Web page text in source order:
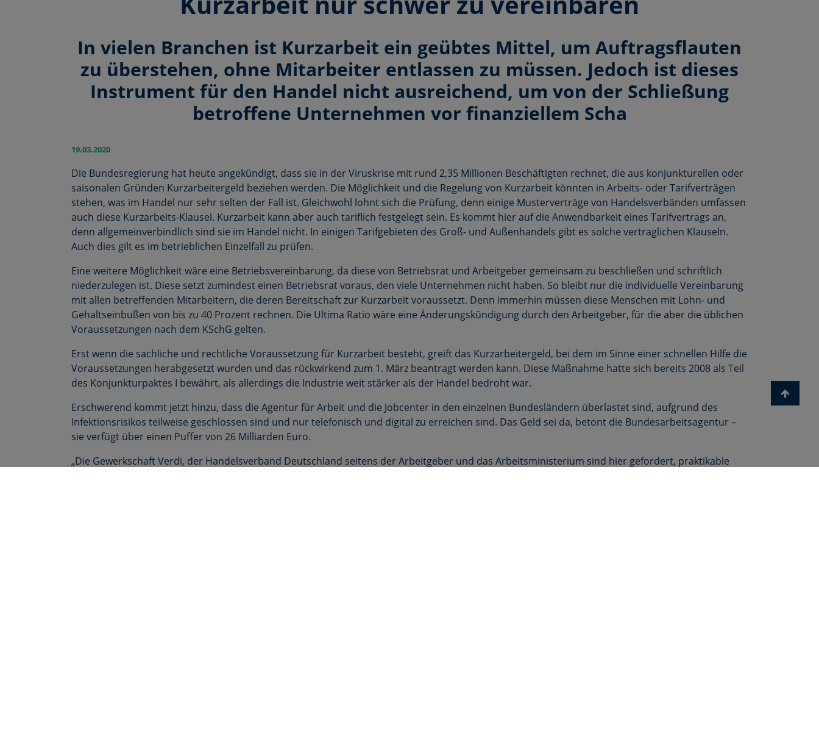
In vielen Branchen ist Kurzarbeit ein geübtes Mittel, um Auftragsflauten
zu überstehen, ohne Mitarbeiter entlassen zu müssen. Jedoch ist dieses
Instrument für den Handel nicht ausreichend, um von der Schließung
betroffene Unternehmen vor finanziellem Scha
19.03.2020
Die Bundesregierung hat heute angekündigt, dass sie in der Viruskrise mit rund 2,35 Millionen Beschäftigten rechnet, die aus konjunkturellen oder
saisonalen Gründen Kurzarbeitergeld beziehen werden. Die Möglichkeit und die Regelung von Kurzarbeit könnten in Arbeits- oder Tarifverträgen
stehen, was im Handel nur sehr selten der Fall ist. Gleichwohl lohnt sich die Prüfung, denn einige Musterverträge von Handelsverbänden umfassen
auch diese Kurzarbeits-Klausel. Kurzarbeit kann aber auch tariflich festgelegt sein. Es kommt hier auf die Anwend­barkeit eines Tarifvertrags an,
denn allgemeinverbindlich sind sie im Handel nicht. In einigen Tarifgebieten des Groß- und Außenhandels gibt es solche vertraglichen Klauseln.
Auch dies gilt es im betrieblichen Einzelfall zu prüfen.
Eine weitere Möglichkeit wäre eine Betriebsvereinbarung, da diese von Betriebsrat und Arbeitgeber gemeinsam zu beschließen und schriftlich
niederzulegen ist. Diese setzt zumindest einen Betriebsrat voraus, den viele Unternehmen nicht haben. So bleibt nur die individuelle Verein­barung
mit allen betreffenden Mitarbeitern, die deren Bereitschaft zur Kurzarbeit voraussetzt. Denn immerhin müssen diese Menschen mit Lohn- und
Gehaltseinbußen von bis zu 40 Prozent rechnen. Die Ultima Ratio wäre eine Änderungskündigung durch den Arbeitgeber, für die aber die üblichen
Voraussetzungen nach dem KSchG gelten.
Erst wenn die sachliche und rechtliche Voraussetzung für Kurzarbeit besteht, greift das Kurzarbeitergeld, bei dem im Sinne einer schnellen Hilfe die
Voraussetzungen herabgesetzt wurden und das rückwirkend zum 1. März beantragt werden kann. Diese Maßnahme hatte sich bereits 2008 als Teil
des Konjunkturpaktes I bewährt, als allerdings die Industrie weit stärker als der Handel bedroht war.
Erschwerend kommt jetzt hinzu, dass die Agentur für Arbeit und die Jobcenter in den einzelnen Bundesländern überlastet sind, aufgrund des
Infektionsrisikos teilweise geschlossen sind und nur telefonisch und digital zu erreichen sind. Das Geld sei da, betont die Bundesarbeitsagentur –
sie verfügt über einen Puffer von 26 Milliarden Euro.
„Die Gewerkschaft Verdi, der Handelsverband Deutschland seitens der Arbeitgeber und das Arbeitsministerium sind hier gefordert, praktikable